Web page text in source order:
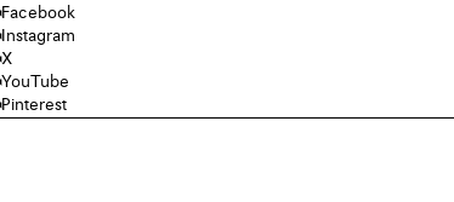
Facebook
Instagram
X
YouTube
Pinterest